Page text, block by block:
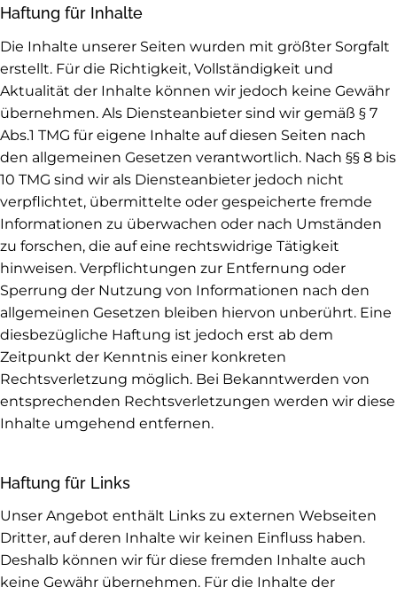
Haftung für Inhalte
Die Inhalte unserer Seiten wurden mit größter Sorgfalt
erstellt. Für die Richtigkeit, Vollständigkeit und
Aktualität der Inhalte können wir jedoch keine Gewähr
übernehmen. Als Diensteanbieter sind wir gemäß § 7
Abs.1 TMG für eigene Inhalte auf diesen Seiten nach
den allgemeinen Gesetzen verantwortlich. Nach §§ 8 bis
10 TMG sind wir als Diensteanbieter jedoch nicht
verpflichtet, übermittelte oder gespeicherte fremde
Informationen zu überwachen oder nach Umständen
zu forschen, die auf eine rechtswidrige Tätigkeit
hinweisen. Verpflichtungen zur Entfernung oder
Sperrung der Nutzung von Informationen nach den
allgemeinen Gesetzen bleiben hiervon unberührt. Eine
diesbezügliche Haftung ist jedoch erst ab dem
Zeitpunkt der Kenntnis einer konkreten
Rechtsverletzung möglich. Bei Bekanntwerden von
entsprechenden Rechtsverletzungen werden wir diese
Inhalte umgehend entfernen.
Haftung für Links
Unser Angebot enthält Links zu externen Webseiten
Dritter, auf deren Inhalte wir keinen Einfluss haben.
Deshalb können wir für diese fremden Inhalte auch
keine Gewähr übernehmen. Für die Inhalte der